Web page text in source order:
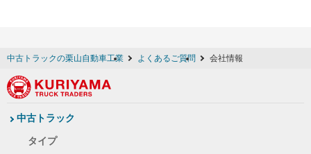
中古トラックの栗山自動車工業 よくあるご質問 会社情報
中古トラック
タイプ